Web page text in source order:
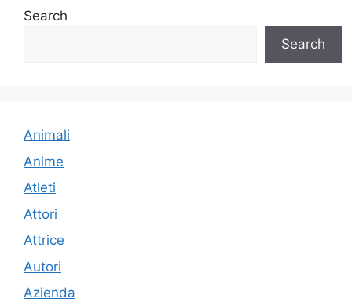
Search
Search
Animali
Anime
Atleti
Attori
Attrice
Autori
Azienda